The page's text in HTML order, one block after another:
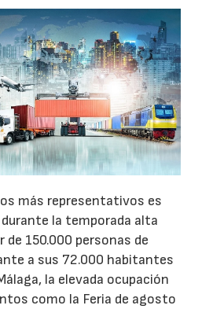
más representativos es
durante la temporada alta
de 150.000 personas de
a sus 72.000 habitantes
la elevada ocupación
como la Feria de agosto